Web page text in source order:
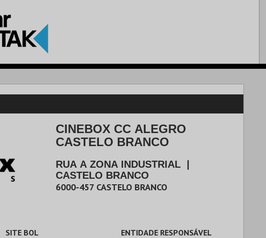
CINEBOX CC ALEGRO
CASTELO BRANCO
RUA A ZONA INDUSTRIAL
CASTELO BRANCO
6000-457 CASTELO BRANCO
SITE BOL ENTIDADE RESPONSÁVEL